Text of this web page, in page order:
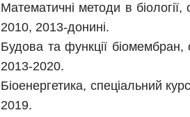
Математичні методи в
2010, 2013-донині.
Будова та функції біомембран,
2013-2020.
Біоенергетика, спеціальний
2019.